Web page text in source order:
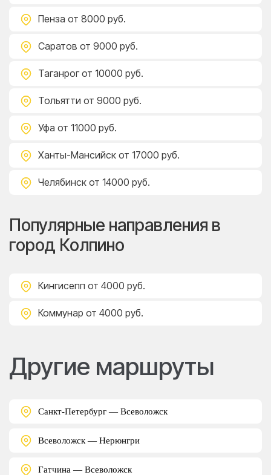
Пенза от 8000 руб.
Саратов от 9000 руб.
Таганрог от 10000 руб.
Тольятти от 9000 руб.
Уфа от 11000 руб.
Ханты-Мансийск от 17000 руб.
Челябинск от 14000 руб.
Популярные направления в
город Колпино
Кингисепп от 4000 руб.
Коммунар от 4000 руб.
Другие маршруты
Санкт-Петербург — Всеволожск
Всеволожск — Нерюнгри
Гатчина — Всеволожск